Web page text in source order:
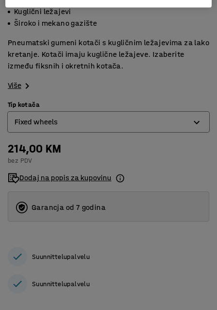
Kuglični ležajevi
Široko i mekano gazište
Pneumatski gumeni kotači s kugličnim ležajevima za lako
kretanje. Kotači imaju kuglične ležajeve. Izaberite
između fiksnih i okretnih kotača.
Više
Tip kotača
Fixed wheels
Fixed wheels
Okretni kotači
214,00 KM
bez PDV
Dodaj na popis za kupovinu
Garancja od 7 godina
Suunnittelupalvelu
Suunnittelupalvelu